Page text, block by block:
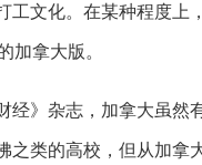
工文化。在某种程度上
加拿大版。
经》杂志，加拿大虽然
之类的高校，但从加拿